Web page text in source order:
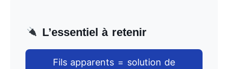
L’essentiel à retenir
Fils apparents = solution de